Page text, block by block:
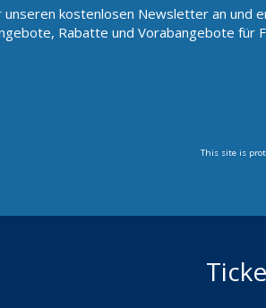
unseren kostenlosen Newsletter an und
Rabatte und Vorabangebote für
This site is